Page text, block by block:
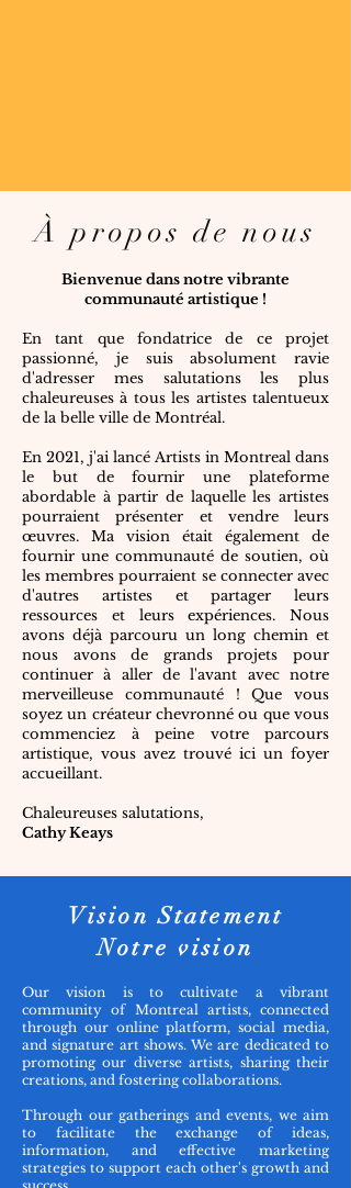
À propos de nous
Bienvenue dans notre vibrante
communauté artistique !
En tant que fondatrice de ce projet
passionné, je suis absolument ravie
d'adresser mes salutations les plus
chaleureuses à tous les artistes talentueux
de la belle ville de Montréal.
En 2021, j'ai lancé Artists in Montreal dans
le but de fournir une plateforme
abordable à partir de laquelle les artistes
pourraient présenter et vendre leurs
œuvres. Ma vision était également de
fournir une communauté de soutien, où
les membres pourraient se connecter avec
d'autres artistes et partager leurs
ressources et leurs expériences. Nous
avons déjà parcouru un long chemin et
nous avons de grands projets pour
continuer à aller de l'avant avec notre
merveilleuse communauté ! Que vous
soyez un créateur chevronné ou que vous
commenciez à peine votre parcours
artistique, vous avez trouvé ici un foyer
accueillant.
Chaleureuses salutations,
Cathy Keays
Vision Statement
Notre vision
Our vision is to cultivate a vibrant
community of Montreal artists, connected
through our online platform, social media,
and signature art shows. We are dedicated to
promoting our diverse artists, sharing their
creations, and fostering collaborations.
Through our gatherings and events, we aim
to facilitate the exchange of ideas,
information, and effective marketing
strategies to support each other's growth and